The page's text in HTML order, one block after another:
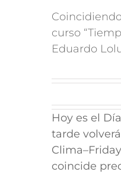
curso
Eduardo
Hoy es el
tarde
coincide